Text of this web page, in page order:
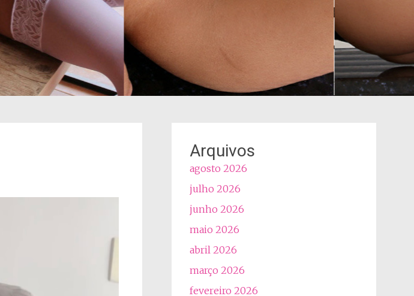
Arquivos
agosto 2026
julho 2026
junho 2026
maio 2026
abril 2026
março 2026
fevereiro 2026